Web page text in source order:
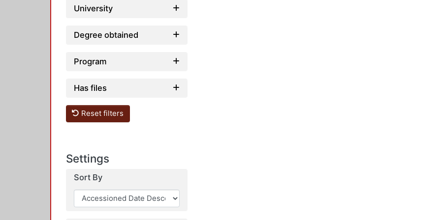
University
Degree obtained
Program
Has files
Reset filters
Settings
Sort By